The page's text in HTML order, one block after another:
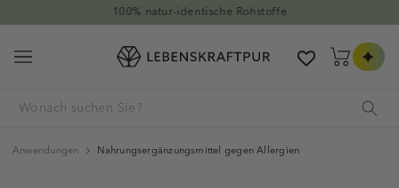
100% natur-identische Rohstoffe
Warenkorb
Anwendungen Nahrungsergänzungsmittel gegen Allergien